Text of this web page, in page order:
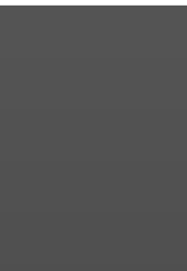
вневедомственной охране
в
посвящённой